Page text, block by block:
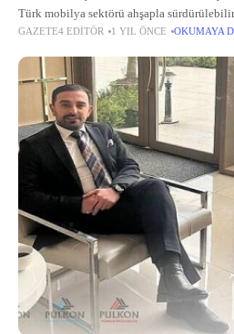
Türk mobilya sektörü ahşapla
GAZETE4 EDITÖR 1 YIL ÖNCE OKUMAYA